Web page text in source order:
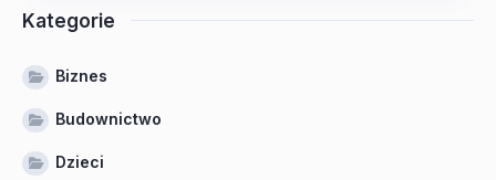
Kategorie
Biznes
Budownictwo
Dzieci